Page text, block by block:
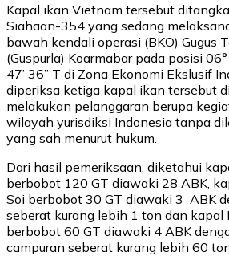
Kapal ikan Vietnam tersebut
Siahaan-354 yang sedang
bawah kendali operasi (BKO) Gugus
(Guspurla) Koarmabar pada posisi 06°
47’ 36’’ T di Zona Ekonomi Ekslusif
diperiksa ketiga kapal ikan tersebut
melakukan pelanggaran berupa
wilayah yurisdiksi Indonesia tanpa
yang sah menurut hukum.
Dari hasil pemeriksaan, diketahui
berbobot 120 GT diawaki 28 ABK,
Soi berbobot 30 GT diawaki 3 ABK
seberat kurang lebih 1 ton dan kapal
berbobot 60 GT diawaki 4 ABK
campuran seberat kurang lebih 60